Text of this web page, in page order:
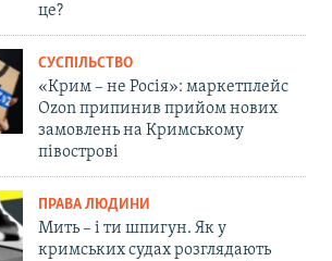
це?
СУСПІЛЬСТВО
«Крим – не Росія»: маркетплейс
Ozon припинив прийом нових
замовлень на Кримському
півострові
ПРАВА ЛЮДИНИ
Мить – і ти шпигун. Як у
кримських судах розглядають